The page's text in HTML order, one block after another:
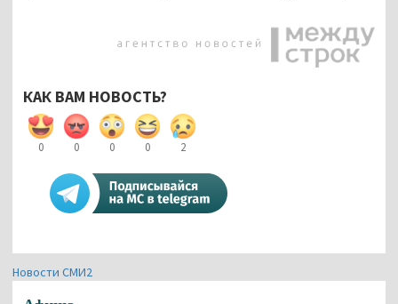
КАК ВАМ НОВОСТЬ?
0 0 0 0 2
Новости СМИ2